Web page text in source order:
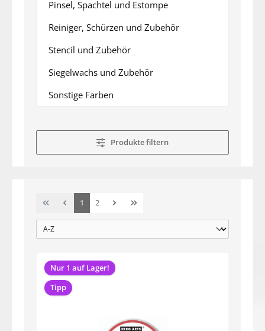
Pinsel, Spachtel und Estompe
Reiniger, Schürzen und Zubehör
Stencil und Zubehör
Siegelwachs und Zubehör
Sonstige Farben
Produkte filtern
Seite
1 Seite
2
Nur 1 auf Lager!
Tipp